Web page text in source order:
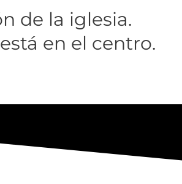
de la iglesia.
en el centro.